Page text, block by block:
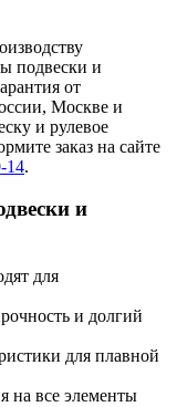
подвески и
от
Москве и
и рулевое
заказ на сайте
14.
и
для
и долгий
для плавной
на все элементы